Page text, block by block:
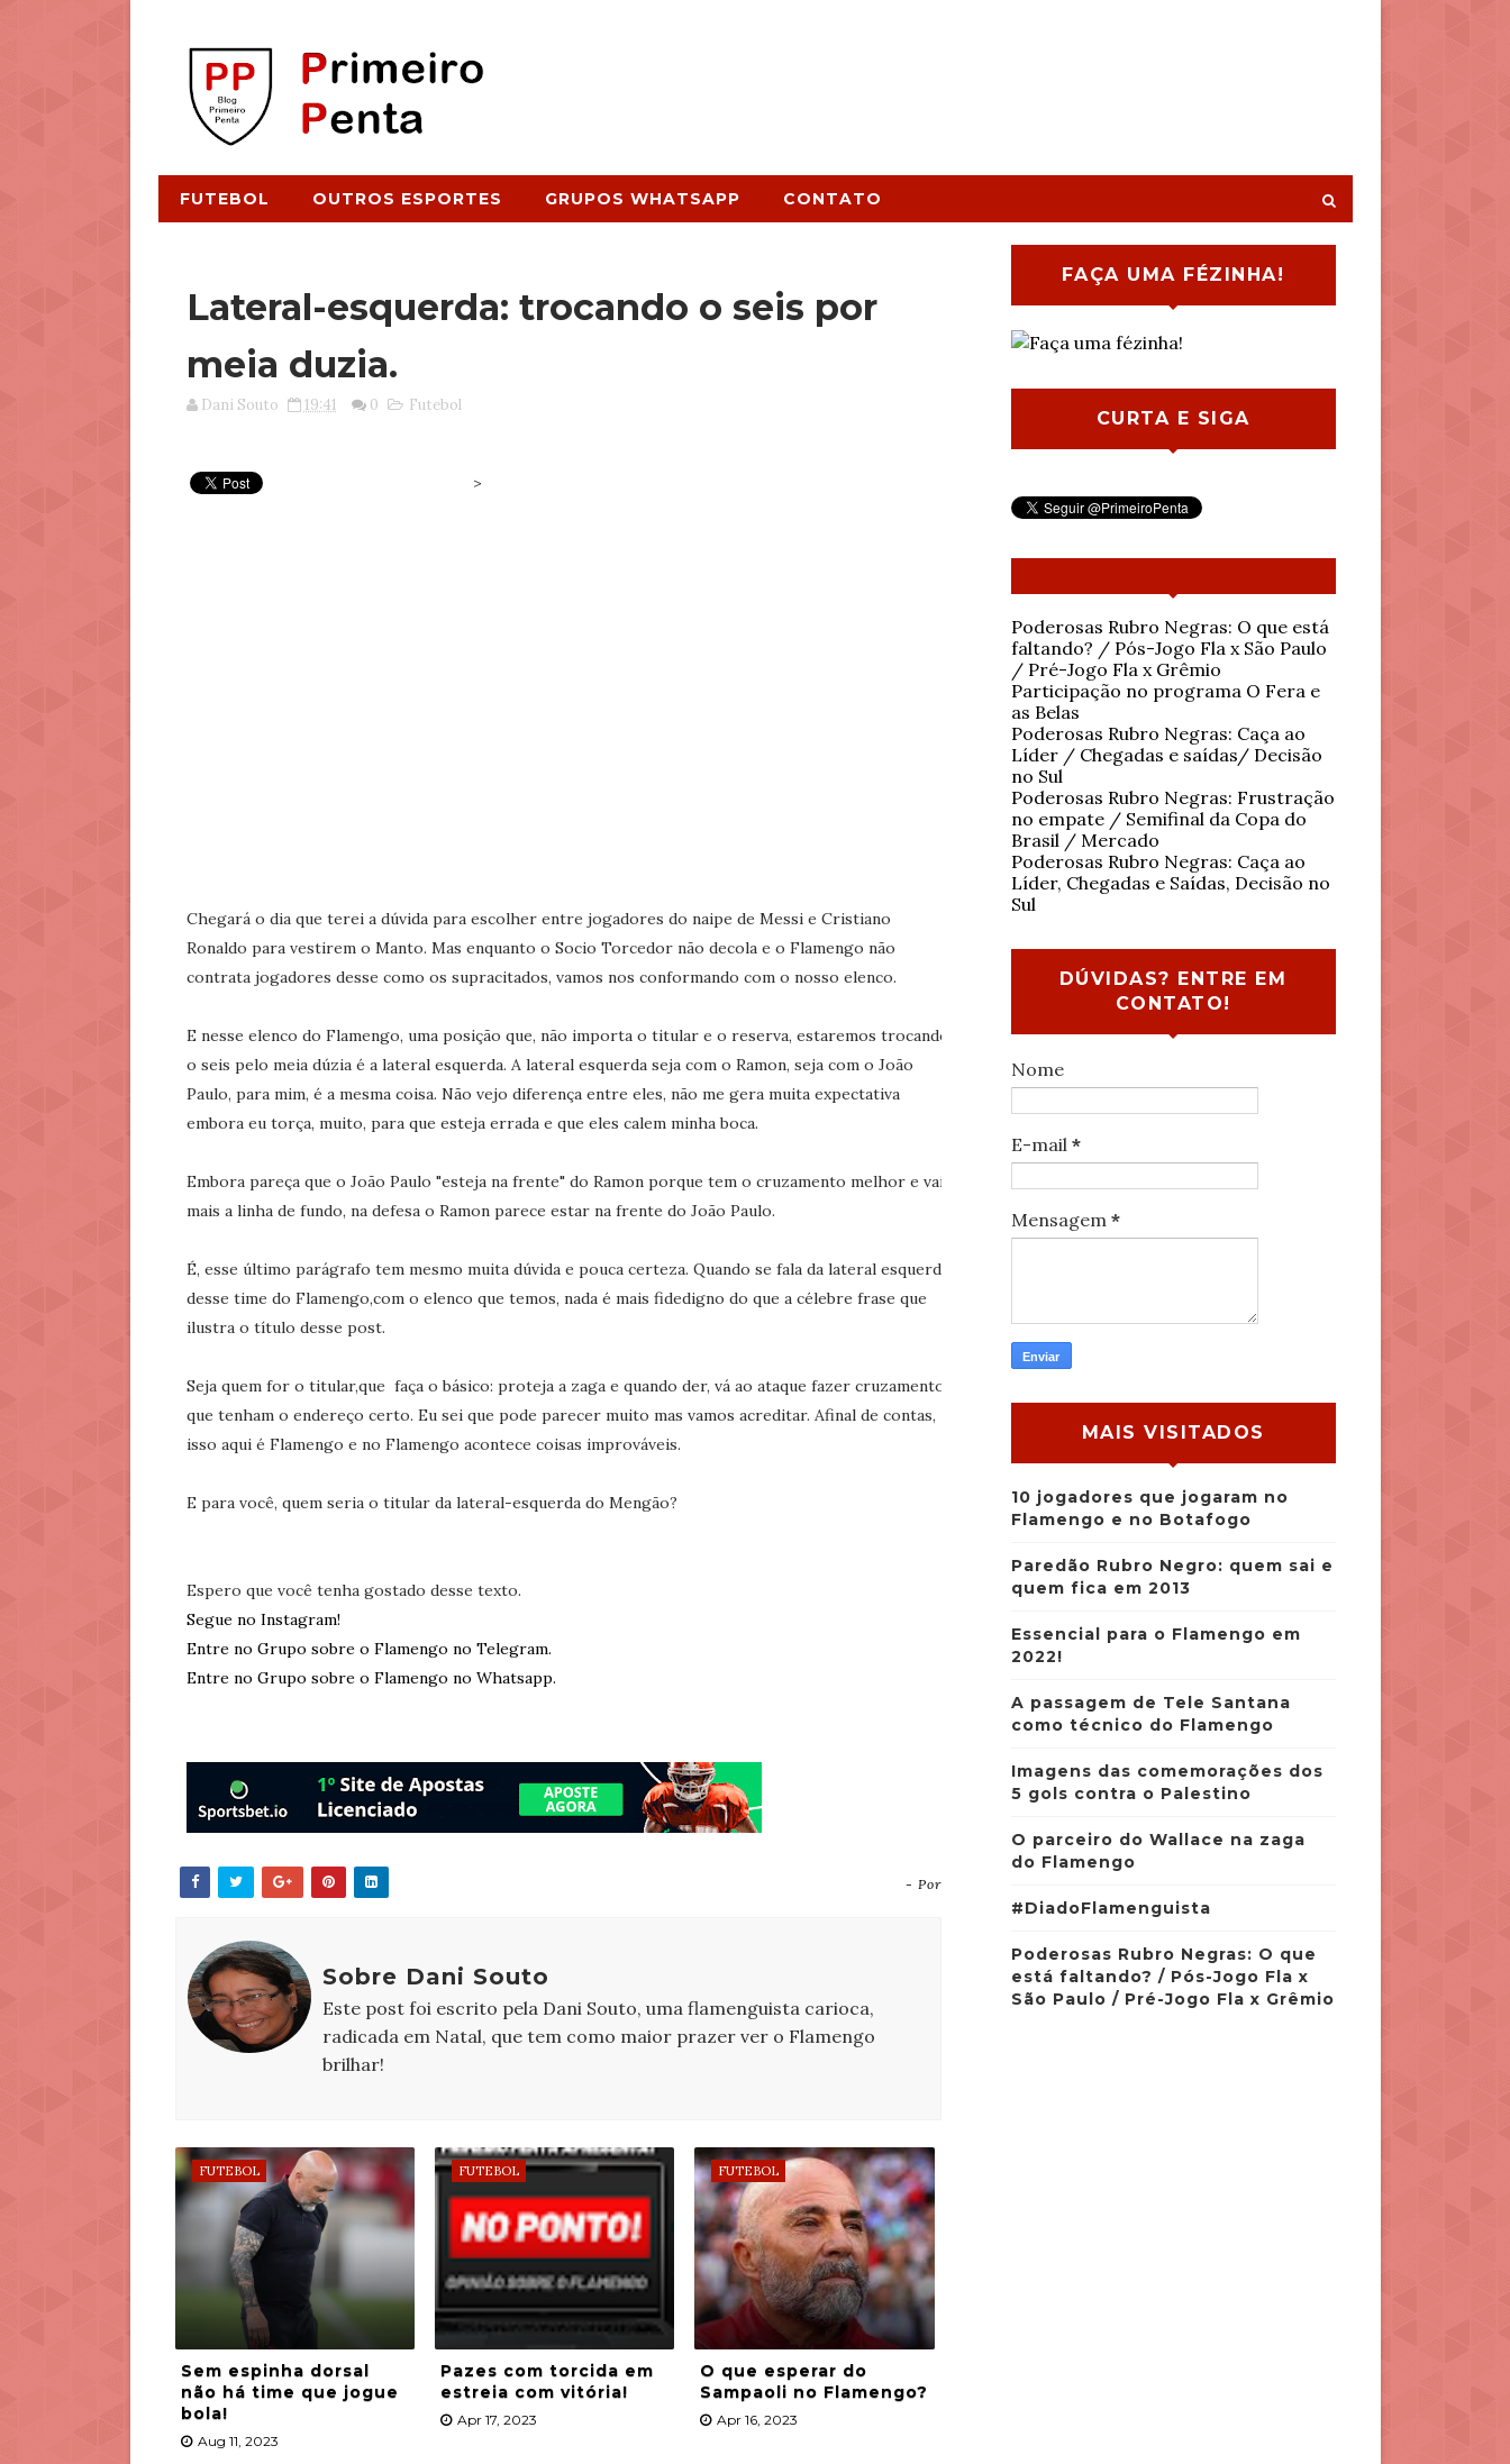
FUTEBOL OUTROS ESPORTES GRUPOS WHATSAPP CONTATO
Lateral-esquerda: trocando o seis por
meia duzia.
Dani Souto 19:41 0 Futebol
>
Chegará o dia que terei a dúvida para escolher entre jogadores do naipe de Messi e Cristiano
Ronaldo para vestirem o Manto. Mas enquanto o Socio Torcedor não decola e o Flamengo não
contrata jogadores desse como os supracitados, vamos nos conformando com o nosso elenco.
E nesse elenco do Flamengo, uma posição que, não importa o titular e o reserva, estaremos trocando
o seis pelo meia dúzia é a lateral esquerda. A lateral esquerda seja com o Ramon, seja com o João
Paulo, para mim, é a mesma coisa. Não vejo diferença entre eles, não me gera muita expectativa
embora eu torça, muito, para que esteja errada e que eles calem minha boca.
Embora pareça que o João Paulo "esteja na frente" do Ramon porque tem o cruzamento melhor e vai
mais a linha de fundo, na defesa o Ramon parece estar na frente do João Paulo.
É, esse último parágrafo tem mesmo muita dúvida e pouca certeza. Quando se fala da lateral esquerda
desse time do Flamengo,com o elenco que temos, nada é mais fidedigno do que a célebre frase que
ilustra o título desse post.
Seja quem for o titular,que faça o básico: proteja a zaga e quando der, vá ao ataque fazer cruzamentos
que tenham o endereço certo. Eu sei que pode parecer muito mas vamos acreditar. Afinal de contas,
isso aqui é Flamengo e no Flamengo acontece coisas improváveis.
E para você, quem seria o titular da lateral-esquerda do Mengão?
Espero que você tenha gostado desse texto.
Segue no Instagram!
Entre no Grupo sobre o Flamengo no Telegram.
Entre no Grupo sobre o Flamengo no Whatsapp.
- Por
Sobre Dani Souto
Este post foi escrito pela Dani Souto, uma flamenguista carioca,
radicada em Natal, que tem como maior prazer ver o Flamengo
brilhar!
FUTEBOL
Sem espinha dorsal
não há time que jogue
bola!
Aug 11, 2023
FUTEBOL
Pazes com torcida em
estreia com vitória!
Apr 17, 2023
FUTEBOL
O que esperar do
Sampaoli no Flamengo?
Apr 16, 2023
FAÇA UMA FÉZINHA!
CURTA E SIGA
Poderosas Rubro Negras: O que está
faltando? / Pós-Jogo Fla x São Paulo
/ Pré-Jogo Fla x Grêmio
Participação no programa O Fera e
as Belas
Poderosas Rubro Negras: Caça ao
Líder / Chegadas e saídas/ Decisão
no Sul
Poderosas Rubro Negras: Frustração
no empate / Semifinal da Copa do
Brasil / Mercado
Poderosas Rubro Negras: Caça ao
Líder, Chegadas e Saídas, Decisão no
Sul
DÚVIDAS? ENTRE EM
CONTATO!
Nome
E-mail *
Mensagem *
MAIS VISITADOS
10 jogadores que jogaram no
Flamengo e no Botafogo
Paredão Rubro Negro: quem sai e
quem fica em 2013
Essencial para o Flamengo em
2022!
A passagem de Tele Santana
como técnico do Flamengo
Imagens das comemorações dos
5 gols contra o Palestino
O parceiro do Wallace na zaga
do Flamengo
#DiadoFlamenguista
Poderosas Rubro Negras: O que
está faltando? / Pós-Jogo Fla x
São Paulo / Pré-Jogo Fla x Grêmio